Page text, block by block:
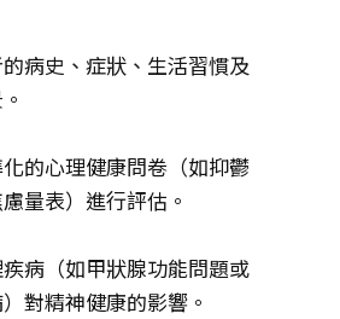
病史、症狀、生活習慣及
的心理健康問卷（如抑鬱
量表）進行評估。
病（如甲狀腺功能問題或
對精神健康的影響。